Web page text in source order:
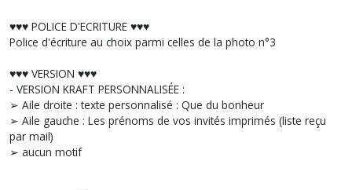
♥︎♥︎♥︎ POLICE D'ECRITURE ♥︎♥︎♥︎
Police d'écriture au choix parmi celles de la photo n°3
♥︎♥︎♥︎ VERSION ♥︎♥︎♥︎
- VERSION KRAFT PERSONNALISÉE :
➢ Aile droite : texte personnalisé : Que du bonheur
➢ Aile gauche : Les prénoms de vos invités imprimés (liste reçu
par mail)
➢ aucun motif